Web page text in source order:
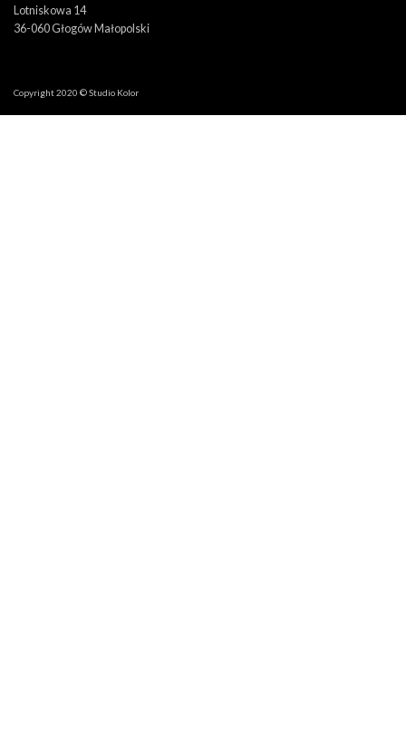
Lotniskowa 14
36-060 Głogów Małopolski
Copyright 2020 © Studio Kolor